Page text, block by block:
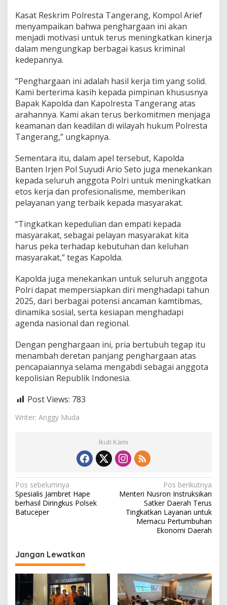
b
a
k
a
n
s
R
e
n
t
a
o
b
l
Kasat Reskrim Polresta Tangerang, Kompol Arief
menyampaikan bahwa penghargaan ini akan
menjadi motivasi untuk terus meningkatkan kinerja
dalam mengungkap berbagai kasus kriminal
kedepannya.
“Penghargaan ini adalah hasil kerja tim yang solid.
Kami berterima kasih kepada pimpinan khususnya
Bapak Kapolda dan Kapolresta Tangerang atas
arahannya. Kami akan terus berkomitmen menjaga
keamanan dan keadilan di wilayah hukum Polresta
Tangerang,” ungkapnya.
Sementara itu, dalam apel tersebut, Kapolda
Banten Irjen Pol Suyudi Ario Seto juga menekankan
kepada seluruh anggota Polri untuk meningkatkan
etos kerja dan profesionalisme, memberikan
pelayanan yang terbaik kepada masyarakat.
“Tingkatkan kepedulian dan empati kepada
masyarakat, sebagai pelayan masyarakat kita
harus peka terhadap kebutuhan dan keluhan
masyarakat,” tegas Kapolda.
Kapolda juga menekankan untuk seluruh anggota
Polri dapat mempersiapkan diri menghadapi tahun
2025, dari berbagai potensi ancaman kamtibmas,
dinamika sosial, serta kesiapan menghadapi
agenda nasional dan regional.
Dengan penghargaan ini, pria bertubuh tegap itu
menambah deretan panjang penghargaan atas
pencapaiannya selama mengabdi sebagai anggota
kepolisian Republik Indonesia.
Post Views: 783
Writer: Anggy Muda
Ikuti Kami
N
a
v
a
s
p
Pos sebelumnya
Spesialis Jambret Hape
berhasil Diringkus Polsek
Batuceper
Pos berikutnya
Menteri Nusron Instruksikan
Satker Daerah Terus
Tingkatkan Layanan untuk
Memacu Pertumbuhan
Ekonomi Daerah
Jangan Lewatkan